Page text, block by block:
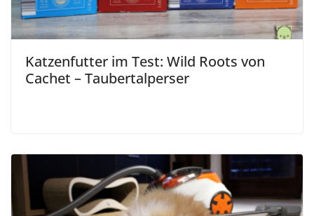
Katzenfutter im Test: Wild Roots von
Cachet – Taubertalperser